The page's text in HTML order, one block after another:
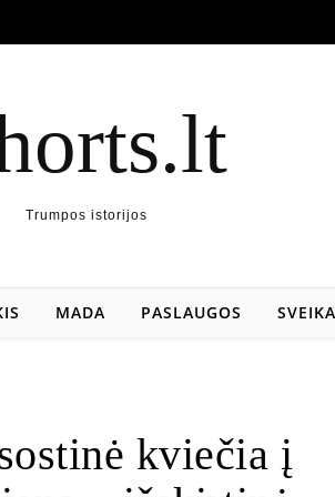
Trumpos istorijos
MADA PASLAUGOS
kviečia į